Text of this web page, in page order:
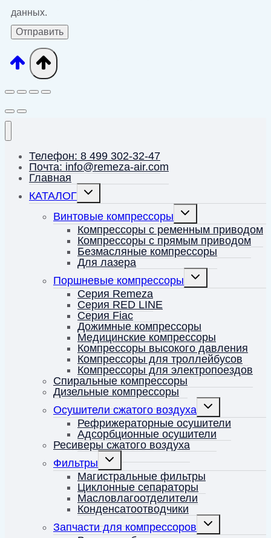
данных.
Телефон: 8 499 302-32-47
Почта: info@remeza-air.com
Главная
КАТАЛОГ
Переключить
дочернее
меню
Винтовые компрессоры
Переключить
дочернее
меню
Компрессоры с ременным приводом
Компрессоры с прямым приводом
Безмасляные компрессоры
Для лазера
Поршневые компрессоры
Переключить
дочернее
меню
Серия Remeza
Серия RED LINE
Серия Fiac
Дожимные компрессоры
Медицинские компрессоры
Компрессоры высокого давления
Компрессоры для троллейбусов
Компрессоры для электропоездов
Спиральные компрессоры
Дизельные компрессоры
Осушители сжатого воздуха
Переключить
дочернее
меню
Рефрижераторные осушители
Адсорбционные осушители
Ресиверы сжатого воздуха
Фильтры
Переключить
дочернее
меню
Магистральные фильтры
Циклонные сепараторы
Масловлагоотделители
Конденсатоотводчики
Запчасти для компрессоров
Переключить
дочернее